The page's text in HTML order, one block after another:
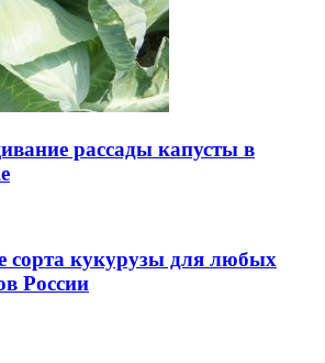
рассады капусты в
сорта кукурузы для любых
России